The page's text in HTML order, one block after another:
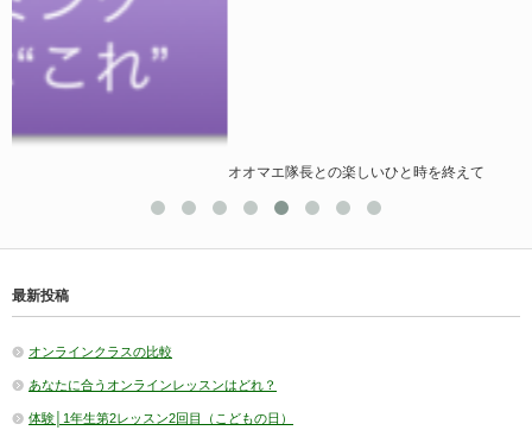
オオマエ隊長との楽しいひと時を終えて
最新投稿
オンラインクラスの比較
あなたに合うオンラインレッスンはどれ？
体験│1年生第2レッスン2回目（こどもの日）